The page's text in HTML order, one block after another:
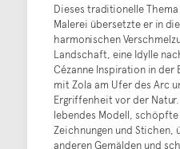
Dieses traditionelle
Malerei übersetzte er in
harmonischen
Landschaft, eine Idylle
Cézanne Inspiration in der
mit Zola am Ufer des Arc
Ergriffenheit vor der
lebendes Modell, schöpfte
Zeichnungen und Stichen,
anderen Gemälden und